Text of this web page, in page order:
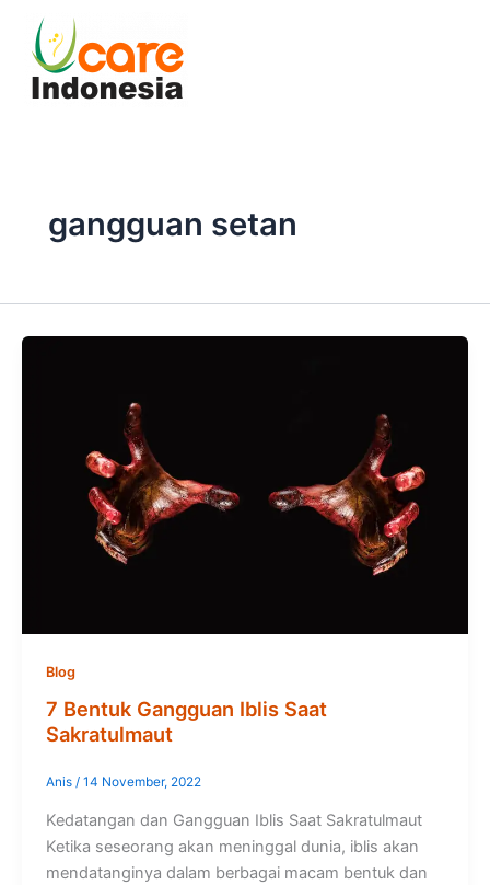
content
gangguan setan
Blog
7 Bentuk Gangguan Iblis Saat
Sakratulmaut
Anis / 14 November, 2022
Kedatangan dan Gangguan Iblis Saat Sakratulmaut
Ketika seseorang akan meninggal dunia, iblis akan
mendatanginya dalam berbagai macam bentuk dan